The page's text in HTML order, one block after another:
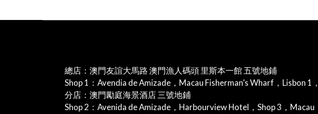
總店：澳門友誼大馬路 澳門漁人碼頭 里斯本一館 五號地鋪
Shop 1：Avendia de Amizade，Macau Fisherman’s Wharf，Lisbon 1
分店：澳門勵庭海景酒店 三號地鋪
Shop 2：Avenida de Amizade，Harbourview Hotel，Shop 3，Macau